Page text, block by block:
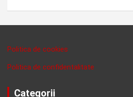
Politica de cookies
Politica de confidentalitate
Categorii